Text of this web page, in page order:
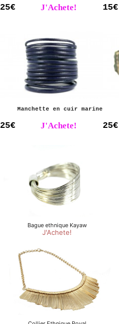
25€ J'Achete! 15€
Manchette en cuir marine
25€ J'Achete! 25€